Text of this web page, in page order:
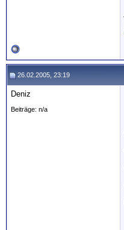
26.02.2005, 23:19
Deniz
Beiträge: n/a